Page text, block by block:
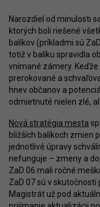
Narozdiel od minulosti
ktorých boli riešené
balíkov (príkladmi sú
totiž v balíku spravidla
vnímané zámery.
prerokované a
hnev občanov a
odmietnuté nielen zlé,
Nová stratégia mesta
bližších balíkoch zmien
jednotlivé úpravy
nefunguje – zmeny a
ZaD 06 mali ročné
ZaD 07 sú v
Magistrát už pod